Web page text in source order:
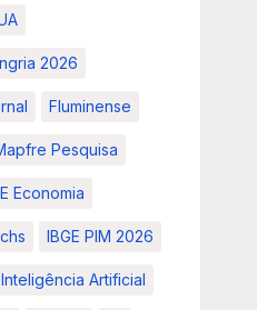
2026
Fluminense
Pesquisa
Economia
IBGE PIM 2026
Inteligência Artificial